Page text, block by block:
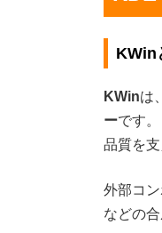
KWin
KWinは
ーです
品質を支
外部コ
などの